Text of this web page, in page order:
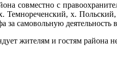
совместно с
Темнореченский, х.
самовольную
жителям и гостям района